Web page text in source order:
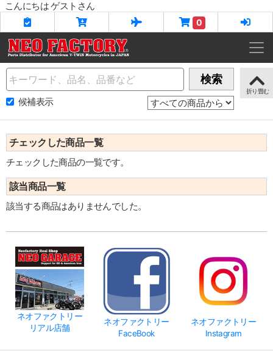
こんにちは ゲストさん
0
Name 検索
候補表示
チェックした商品一覧
チェックした商品の一覧です。
該当商品一覧
該当する商品はありませんでした。
ネオファクトリー
リアル店舗
ネオファクトリー
FaceBook
ネオファクトリー
Instagram